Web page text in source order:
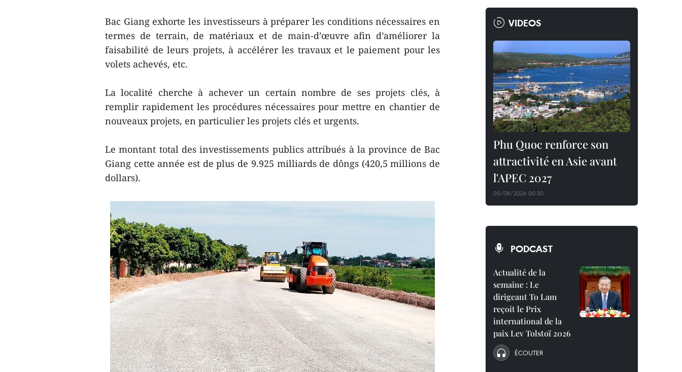
Bac Giang exhorte les investisseurs à préparer les conditions nécessaires en
termes de terrain, de matériaux et de main-d’œuvre afin d’améliorer la
faisabilité de leurs projets, à accélérer les travaux et le paiement pour les
volets achevés, etc.
La localité cherche à achever un certain nombre de ses projets clés, à
remplir rapidement les procédures nécessaires pour mettre en chantier de
nouveaux projets, en particulier les projets clés et urgents.
Le montant total des investissements publics attribués à la province de Bac
Giang cette année est de plus de 9.925 milliards de dôngs (420,5 millions de
dollars).
VIDEOS
Phu Quoc renforce son
attractivité en Asie avant
l'APEC 2027
05/08/2026 00:30
PODCAST
Actualité de la
semaine : Le
dirigeant To Lam
reçoit le Prix
international de la
paix Lev Tolstoï 2026
ÉCOUTER